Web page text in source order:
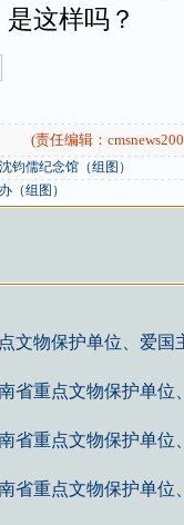
这样吗？
(责任编辑：
钧儒纪念馆（组图）
（组图）
物保护单位、爱国
重点文物保护单位
重点文物保护单位
重点文物保护单位